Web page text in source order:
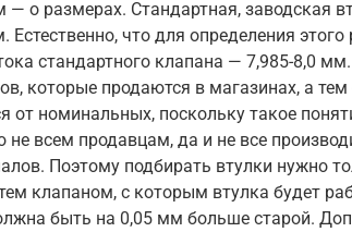
о размерах. Стандартная, заводская
что для определения этого
стандартного клапана — 7,985-8,0
которые продаются в магазинах, а
от номинальных, поскольку такое
не всем продавцам, да и не все
Поэтому подбирать втулки нужно
клапаном, с которым втулка будет
быть на 0,05 мм больше старой.